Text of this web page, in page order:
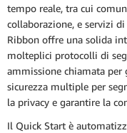
tempo reale, tra cui
collaborazione, e servizi di
Ribbon offre una solida
molteplici protocolli di
ammissione chiamata
sicurezza multiple per
la privacy e garantire la
Il Quick Start è